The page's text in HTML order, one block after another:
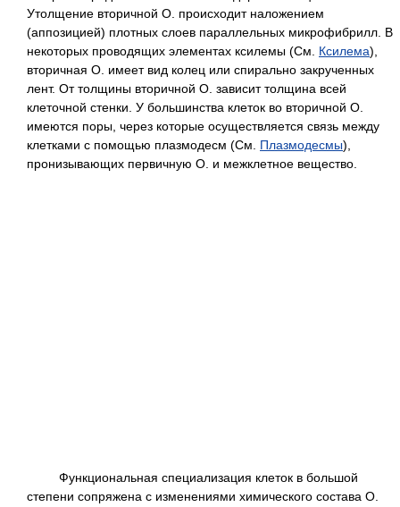
Утолщение вторичной О. происходит наложением
(аппозицией) плотных слоев параллельных микрофибрилл. В
некоторых проводящих элементах ксилемы (См. Ксилема),
вторичная О. имеет вид колец или спирально закрученных
лент. От толщины вторичной О. зависит толщина всей
клеточной стенки. У большинства клеток во вторичной О.
имеются поры, через которые осуществляется связь между
клетками с помощью плазмодесм (См. Плазмодесмы),
пронизывающих первичную О. и межклетное вещество.
Функциональная специализация клеток в большой
степени сопряжена с изменениями химического состава О.